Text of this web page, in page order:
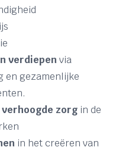
verdiepenvia
en gezamenlijke
zorg in de
in het creëren van